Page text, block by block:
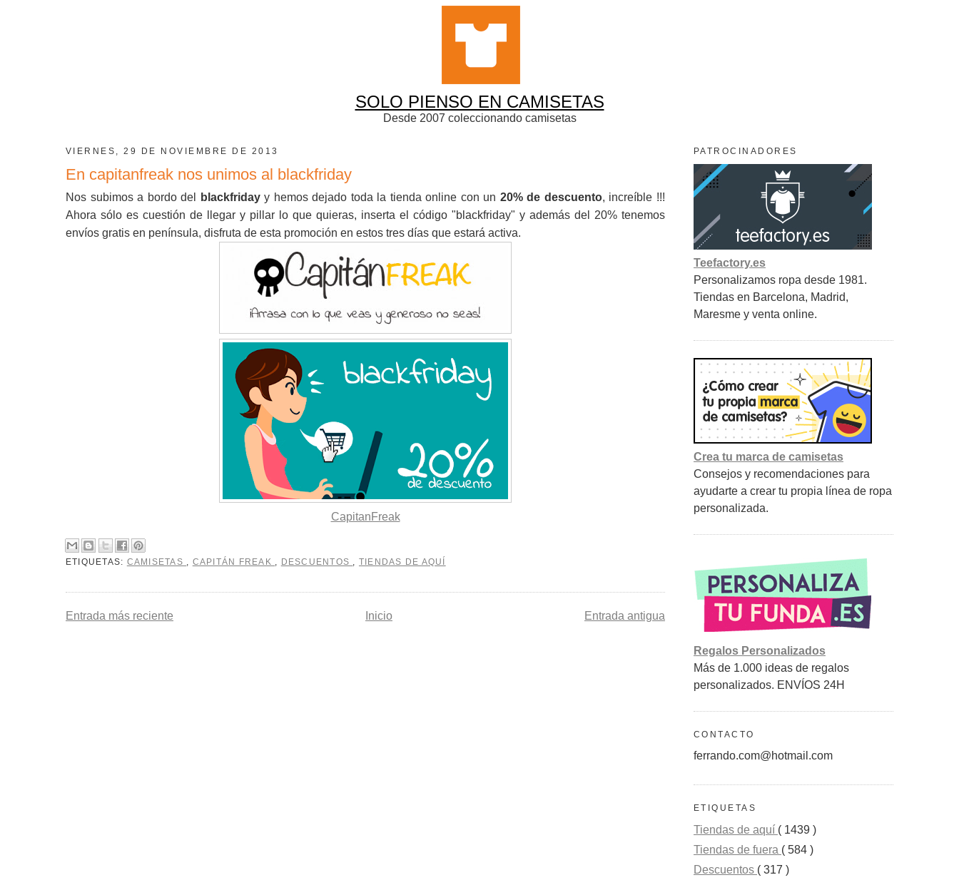
SOLO PIENSO EN CAMISETAS
Desde 2007 coleccionando camisetas
VIERNES, 29 DE NOVIEMBRE DE 2013
En capitanfreak nos unimos al blackfriday
Nos subimos a bordo del blackfridayy hemos dejado toda la tienda online con un 20% de descuento, increíble !!!
Ahora sólo es cuestión de llegar y pillar lo que quieras, inserta el código "blackfriday" y además del 20% tenemos
envíos gratis en península, disfruta de esta promoción en estos tres días que estará activa.
CapitanFreak
ETIQUETAS: CAMISETAS , CAPITÁN FREAK , DESCUENTOS , TIENDAS DE AQUÍ
Entrada más reciente Entrada antigua
Inicio
PATROCINADORES
Teefactory.es
Personalizamos ropa desde 1981.
Tiendas en Barcelona, Madrid,
Maresme y venta online.
Crea tu marca de camisetas
Consejos y recomendaciones para
ayudarte a crear tu propia línea de ropa
personalizada.
Regalos Personalizados
Más de 1.000 ideas de regalos
personalizados. ENVÍOS 24H
CONTACTO
ferrando.com@hotmail.com
ETIQUETAS
Tiendas de aquí ( 1439 )
Tiendas de fuera ( 584 )
Descuentos ( 317 )